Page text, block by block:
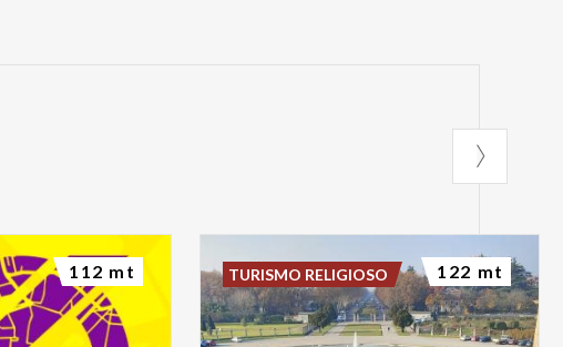
112 mt TURISMO RELIGIOSO 122 mt